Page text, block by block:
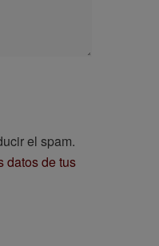
el spam.
datos de tus